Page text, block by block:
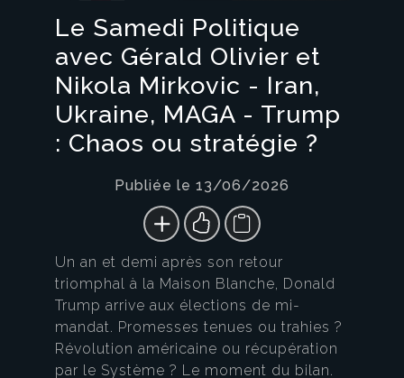
Video
Le Samedi Politique
avec Gérald Olivier et
Nikola Mirkovic - Iran,
Ukraine, MAGA - Trump
: Chaos ou stratégie ?
Publiée le 13/06/2026
Un an et demi après son retour
triomphal à la Maison Blanche, Donald
Trump arrive aux élections de mi-
mandat. Promesses tenues ou trahies ?
Révolution américaine ou récupération
par le Système ? Le moment du bilan.